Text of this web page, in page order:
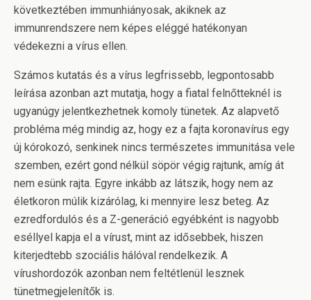
következtében immunhiányosak, akiknek az
immunrendszere nem képes eléggé hatékonyan
védekezni a vírus ellen.
Számos kutatás és a vírus legfrissebb, legpontosabb
leírása azonban azt mutatja, hogy a fiatal felnőtteknél is
ugyanúgy jelentkezhetnek komoly tünetek. Az alapvető
probléma még mindig az, hogy ez a fajta koronavírus egy
új kórokozó, senkinek nincs természetes immunitása vele
szemben, ezért gond nélkül söpör végig rajtunk, amíg át
nem esünk rajta. Egyre inkább az látszik, hogy nem az
életkoron múlik kizárólag, ki mennyire lesz beteg. Az
ezredfordulós és a Z-generáció egyébként is nagyobb
eséllyel kapja el a vírust, mint az idősebbek, hiszen
kiterjedtebb szociális hálóval rendelkezik. A
vírushordozók azonban nem feltétlenül lesznek
tünetmegjelenítők is.